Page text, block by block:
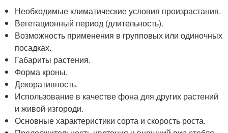
Необходимые климатические условия произрастания.
Вегетационный период (длительность).
Возможность применения в групповых или одиночных
посадках.
Габариты растения.
Форма кроны.
Декоративность.
Использование в качестве фона для других растений
и живой изгороди.
Основные характеристики сорта и скорость роста.